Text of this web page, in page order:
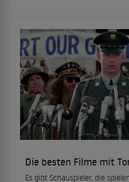
Die besten Filme mit
Es gibt Schauspieler, die